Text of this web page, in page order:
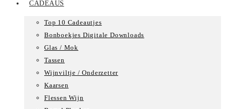
CADEAUS
Top 10 Cadeautjes
Bonboekjes Digitale Downloads
Glas / Mok
Tassen
Wijnviltje / Onderzetter
Kaarsen
Flessen Wijn